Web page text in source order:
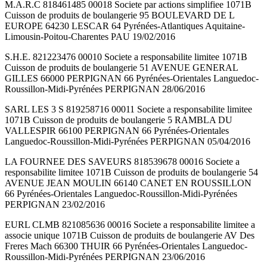
M.A.R.C 818461485 00018 Societe par actions simplifiee 1071B
Cuisson de produits de boulangerie 95 BOULEVARD DE L
EUROPE 64230 LESCAR 64 Pyrénées-Atlantiques Aquitaine-
Limousin-Poitou-Charentes PAU 19/02/2016
S.H.E. 821223476 00010 Societe a responsabilite limitee 1071B
Cuisson de produits de boulangerie 51 AVENUE GENERAL
GILLES 66000 PERPIGNAN 66 Pyrénées-Orientales Languedoc-
Roussillon-Midi-Pyrénées PERPIGNAN 28/06/2016
SARL LES 3 S 819258716 00011 Societe a responsabilite limitee
1071B Cuisson de produits de boulangerie 5 RAMBLA DU
VALLESPIR 66100 PERPIGNAN 66 Pyrénées-Orientales
Languedoc-Roussillon-Midi-Pyrénées PERPIGNAN 05/04/2016
LA FOURNEE DES SAVEURS 818539678 00016 Societe a
responsabilite limitee 1071B Cuisson de produits de boulangerie 54
AVENUE JEAN MOULIN 66140 CANET EN ROUSSILLON
66 Pyrénées-Orientales Languedoc-Roussillon-Midi-Pyrénées
PERPIGNAN 23/02/2016
EURL CLMB 821085636 00016 Societe a responsabilite limitee a
associe unique 1071B Cuisson de produits de boulangerie AV Des
Freres Mach 66300 THUIR 66 Pyrénées-Orientales Languedoc-
Roussillon-Midi-Pyrénées PERPIGNAN 23/06/2016